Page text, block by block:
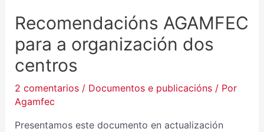
Recomendacións AGAMFEC
para a organización dos
centros
2 comentarios / Documentos e publicacións/ Por
Agamfec
Presentamos este documento en actualización